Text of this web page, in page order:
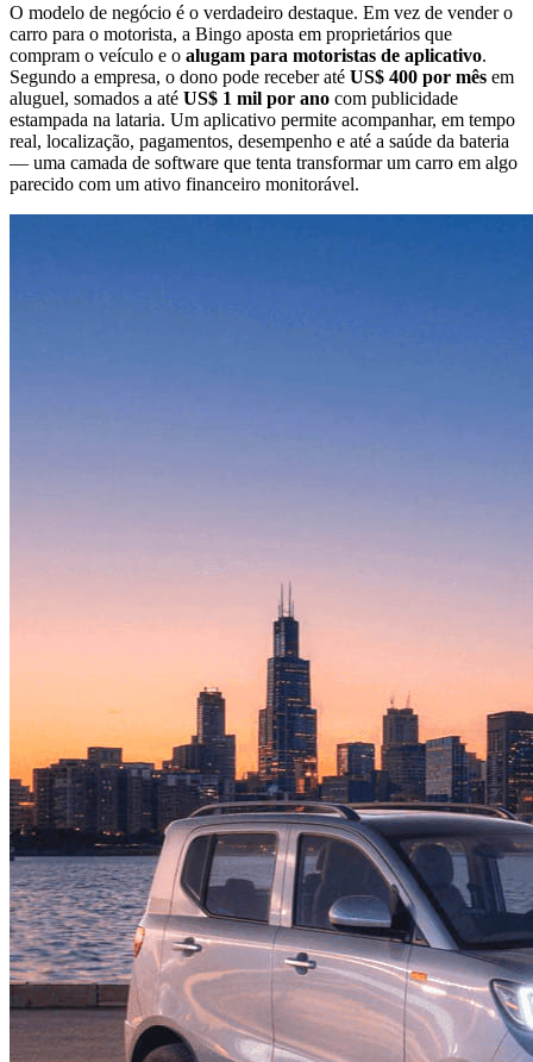
O modelo de negócio é o verdadeiro destaque. Em vez de vender o
carro para o motorista, a Bingo aposta em proprietários que
compram o veículo e o alugam para motoristas de aplicativo.
Segundo a empresa, o dono pode receber até US$ 400 por mês em
aluguel, somados a até US$ 1 mil por ano com publicidade
estampada na lataria. Um aplicativo permite acompanhar, em tempo
real, localização, pagamentos, desempenho e até a saúde da bateria
— uma camada de software que tenta transformar um carro em algo
parecido com um ativo financeiro monitorável.